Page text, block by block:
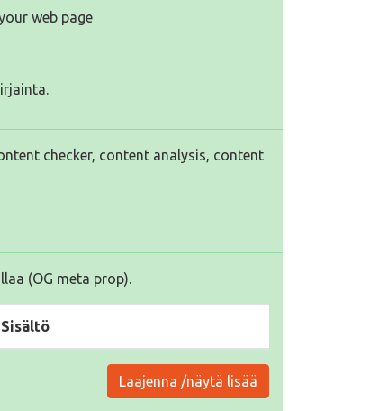
web page
checker, content analysis, content
(OG meta prop).
Sisältö
Laajenna /näytä lisää